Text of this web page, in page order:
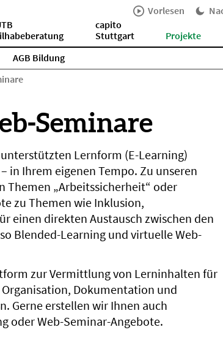
capito
Stuttgart
Projekte
Vorlesen
AGB Bildung
Seminare
Lernform (E-Learning)
in Ihrem eigenen Tempo. Zu unseren
Themen „Arbeitssicherheit“ oder
zu Themen wie Inklusion,
einen direkten Austausch zwischen den
Blended-Learning und virtuelle Web-
zur Vermittlung von Lerninhalten für
Dokumentation und
Gerne erstellen wir Ihnen auch
oder Web-Seminar-Angebote.